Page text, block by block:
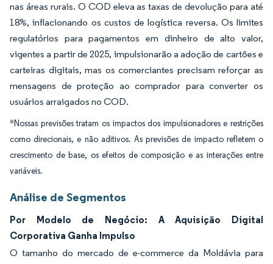
nas áreas rurais. O COD eleva as taxas de devolução para até
18%, inflacionando os custos de logística reversa. Os limites
regulatórios para pagamentos em dinheiro de alto valor,
vigentes a partir de 2025, impulsionarão a adoção de cartões e
carteiras digitais, mas os comerciantes precisam reforçar as
mensagens de proteção ao comprador para converter os
usuários arraigados no COD.
*Nossas previsões tratam os impactos dos impulsionadores e restrições
como direcionais, e não aditivos. As previsões de impacto refletem o
crescimento de base, os efeitos de composição e as interações entre
variáveis.
Análise de Segmentos
Por Modelo de Negócio: A Aquisição Digital
Corporativa Ganha Impulso
O tamanho do mercado de e-commerce da Moldávia para